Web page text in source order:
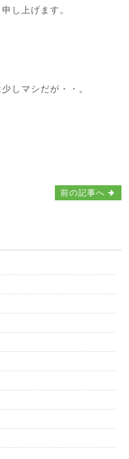
し上げます。
しマシだが・・。
前の記事へ